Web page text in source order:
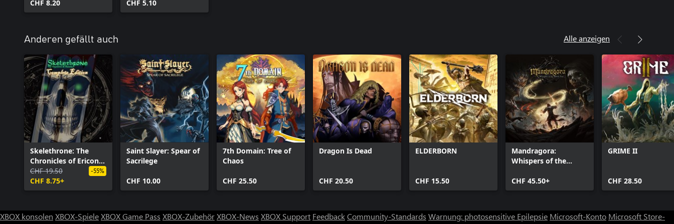
neue Level im Spiel veröffentlicht. Jedes Level wird neben den anderen Bonusinhalten eine neue
Gottheit enthalten.
CHF 8.20
CHF 5.10
Anderen gefällt auch Alle anzeigen
Skelethrone: The
Chronicles of Ericona
- Complete Edition
CHF 19.50
CHF 8.75+
-55%
Saint Slayer: Spear of
Sacrilege
CHF 10.00
7th Domain: Tree of
Chaos
CHF 25.50
Dragon Is Dead
CHF 20.50
ELDERBORN
CHF 15.50
Mandragora:
Whispers of the
CHF 45.50+
GRIME II
CHF 28.50
XBOX konsolen XBOX-SpieleXBOX Game Pass XBOX-ZubehörXBOX-News XBOX Support FeedbackCommunity-Standards Warnung: photosensitive Epilepsie Microsoft-Konto Microsoft Store-